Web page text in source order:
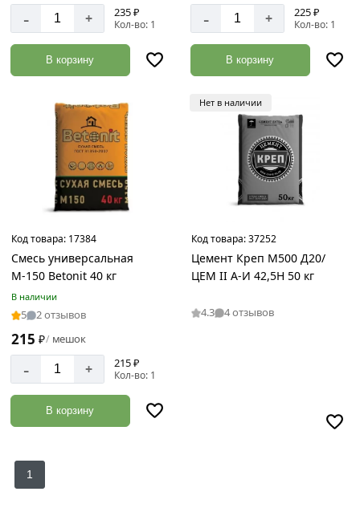
- + 235 ₽
Кол-во: 1
В корзину
- + 225 ₽
Кол-во: 1
В корзину
Код товара: 17384
Смесь универсальная
М-150 Betonit 40 кг
В наличии
5 2 отзывов
215 ₽/ мешок
- + 215 ₽
Кол-во: 1
В корзину
Нет в наличии
Код товара:37252
Цемент Креп М500 Д20/
ЦЕМ II А-И 42,5Н 50 кг
4.3 4 отзывов
1